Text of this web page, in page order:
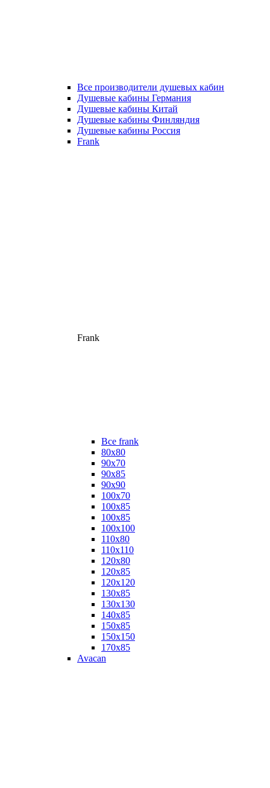
Все производители душевых кабин
Душевые кабины Германия
Душевые кабины Китай
Душевые кабины Финляндия
Душевые кабины Россия
Frank
Frank
Все frank
80х80
90х70
90х85
90х90
100х70
100х85
100х85
100х100
110х80
110х110
120х80
120х85
120х120
130х85
130х130
140х85
150х85
150х150
170х85
Avacan